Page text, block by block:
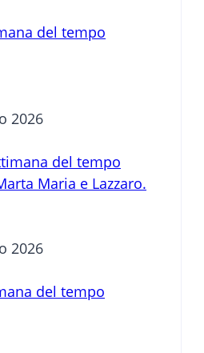
del tempo
2026
del tempo
Maria e Lazzaro.
2026
del tempo